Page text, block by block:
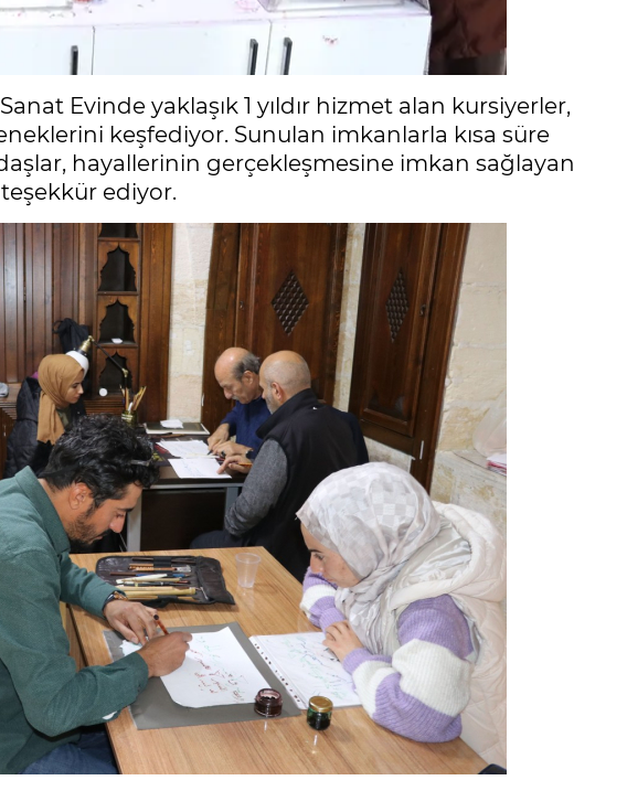
Evinde yaklaşık 1 yıldır hizmet alan kursiyerler,
keşfediyor. Sunulan imkanlarla kısa süre
hayallerinin gerçekleşmesine imkan sağlayan
teşekkür ediyor.